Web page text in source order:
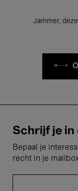
Jammer,
Schrijf je in
Bepaal je
recht in je